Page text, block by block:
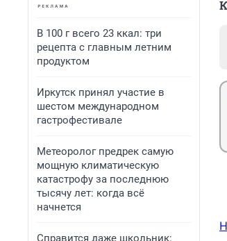
В 100 г всего 23 ккал: три
рецепта с главным летним
продуктом
Иркутск принял участие в
шестом международном
гастрофестивале
Метеоролог предрек самую
мощную климатическую
катастрофу за последнюю
тысячу лет: когда всё
начнется
Справится даже школьник: